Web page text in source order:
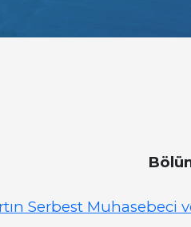
Serbest Muhasebeci